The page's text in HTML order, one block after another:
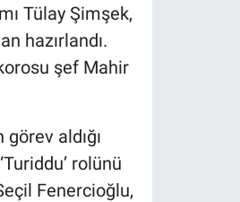
Tülay Şimşek,
hazırlandı.
şef Mahir
aldığı
rolünü
Fenercioğlu,